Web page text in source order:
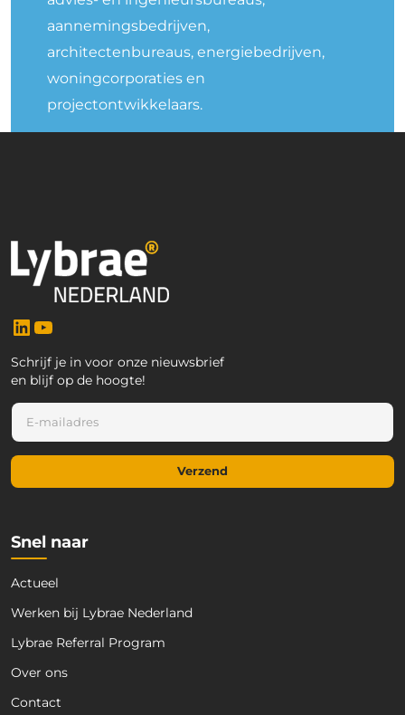
aannemingsbedrijven,
architectenbureaus, energiebedrijven,
woningcorporaties en
projectontwikkelaars.
LinkedIn
Schrijf je in voor onze nieuwsbrief
en blijf op de hoogte!
E
m
a
i
Verzend
Snel naar
Actueel
Werken bij Lybrae Nederland
Lybrae Referral Program
Over ons
Contact